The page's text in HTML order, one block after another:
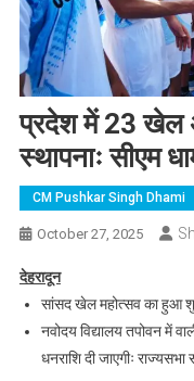
प्रदेश में 23 खेल
स्थापनाः सीएम
CM Pushkar Singh Dhami
October 27, 2025
देहरादून
सांसद खेल महोत्सव का हुआ
नवोदय विद्यालय तपोवन में
धनराशि दी जाएगीः